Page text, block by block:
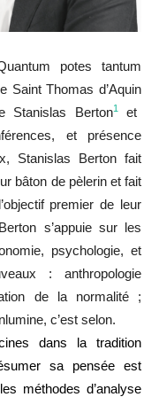
potes tantum
Saint Thomas d’Aquin
Stanislas Berton1et
et présence
Stanislas Berton fait
bâton de pèlerin et fait
premier de leur
s’appuie sur les
psychologie, et
: anthropologie
de la normalité ;
c’est selon.
dans la tradition
sa pensée est
méthodes d’analyse